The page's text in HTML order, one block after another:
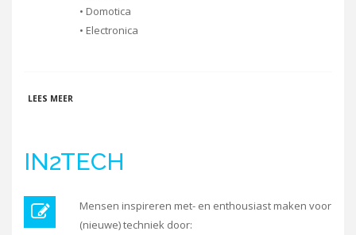
• Domotica
• Electronica
LEES MEER
IN2TECH
Mensen inspireren met- en enthousiast maken voor
(nieuwe) techniek door: